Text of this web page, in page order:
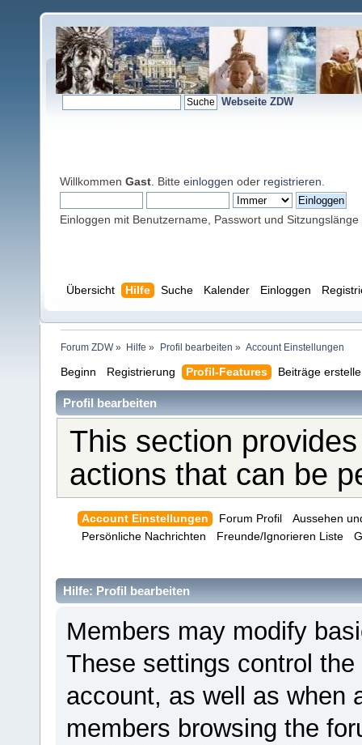
Webseite ZDW
Willkommen Gast . Bitte einloggen oder registrieren
Einloggen mit Benutzername, Passwort und Sitzungslänge
Übersicht Hilfe Suche Kalender Einloggen
Forum ZDW» Hilfe » Profil bearbeiten » Account Einstellungen
Beginn Registrierung Profil-Features Beiträge
Profil bearbeiten
This section
actions that can be
Account Einstellungen Forum Profil
Aussehen
Persönliche Nachrichten
Freunde/Ignorieren Liste
Hilfe: Profil bearbeiten
Members may modify
These settings control
account, as well as when
members browsing the